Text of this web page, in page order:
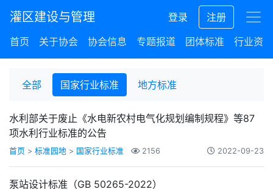
灌区建设与管理 登录
注册
首页
关于协会 协会信息 专题报道 团体标准 行业资讯
全部 国家行业标准 地方标准
水利部关于废止《水电新农村电气化规划编制规程》等87
项水利行业标准的公告
首页 > 标准园地 > 国家行业标准 2156 2022-09-23
泵站设计标准（GB 50265-2022）